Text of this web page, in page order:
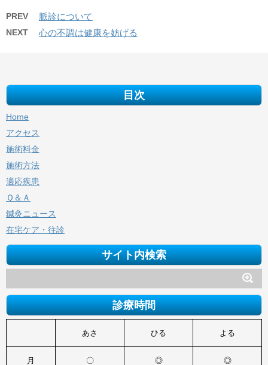
PREV 脈診について
NEXT 心の不調は健康を妨げる
目次
Home
アクセス
施術料金
施術方法
適応疾患
Ｑ＆Ａ
鍼灸ニュース
在宅ケア・往診
サイト内検索
診療時間
あさ ひる よる
月 〇 ◎ ◎